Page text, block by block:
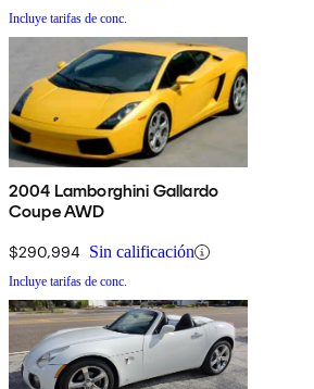
Incluye tarifas de conc.
2004 Lamborghini Gallardo
Coupe AWD
$290,994 Sin calificación
Incluye tarifas de conc.